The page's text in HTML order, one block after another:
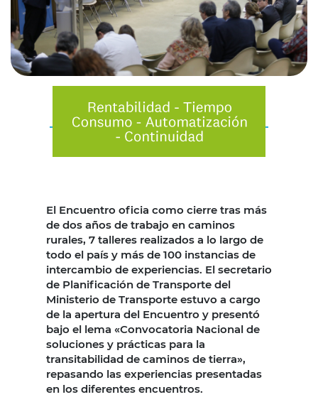
El Encuentro oficia como cierre tras más
de dos años de trabajo en caminos
rurales, 7 talleres realizados a lo largo de
todo el país y más de 100 instancias de
intercambio de experiencias. El secretario
de Planificación de Transporte del
Ministerio de Transporte estuvo a cargo
de la apertura del Encuentro y presentó
bajo el lema «Convocatoria Nacional de
soluciones y prácticas para la
transitabilidad de caminos de tierra»,
repasando las experiencias presentadas
en los diferentes encuentros.